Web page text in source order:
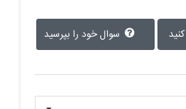
سوال خود را بپرسید